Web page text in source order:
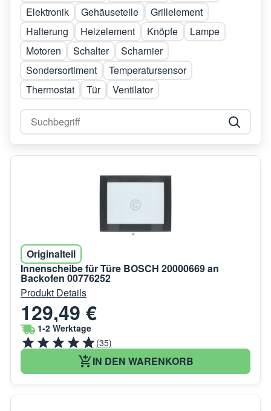
Elektronik
Gehäuseteile
Grillelement
Halterung
Heizelement Knöpfe
Lampe
Motoren
Schalter
Scharnier
Sondersortiment
Temperatursensor
Thermostat
Tür Ventilator
Originalteil
Innenscheibe für Türe BOSCH 20000669 an
Backofen 00776252
Produkt Details
129,49 €
1-2 Werktage
(35)
IN DEN WARENKORB